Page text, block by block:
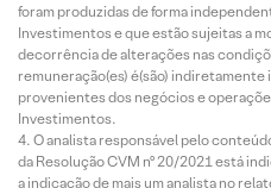
foram produzidas de forma
Investimentos e que estão sujeitas a
decorrência de alterações nas
remuneração(es) é(são)
provenientes dos negócios e
Investimentos.
O analista responsável pelo
da Resolução CVM nº 20/2021 está
a indicação de mais um analista no